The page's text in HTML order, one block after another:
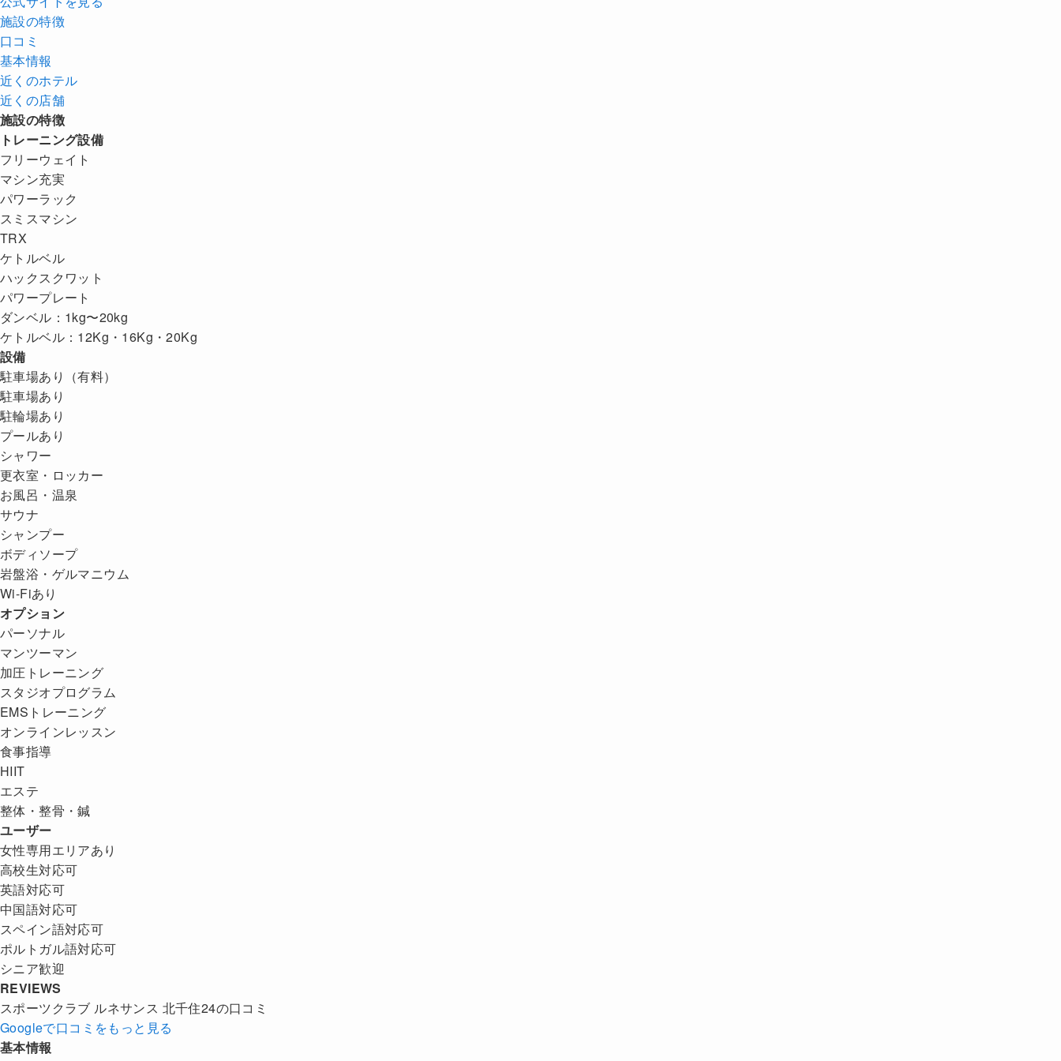
施設の特徴
口コミ
基本情報
近くのホテル
近くの店舗
施設の特徴
トレーニング設備
フリーウェイト
マシン充実
パワーラック
スミスマシン
TRX
ケトルベル
ハックスクワット
パワープレート
ダンベル：1kg〜20kg
ケトルベル：12Kg・16Kg・20Kg
設備
駐車場あり（有料）
駐車場あり
駐輪場あり
プールあり
シャワー
更衣室・ロッカー
お風呂・温泉
サウナ
シャンプー
ボディソープ
岩盤浴・ゲルマニウム
Wi-Fiあり
オプション
パーソナル
マンツーマン
加圧トレーニング
スタジオプログラム
EMSトレーニング
オンラインレッスン
食事指導
HIIT
エステ
整体・整骨・鍼
ユーザー
女性専用エリアあり
高校生対応可
英語対応可
中国語対応可
スペイン語対応可
ポルトガル語対応可
シニア歓迎
REVIEWS
スポーツクラブ ルネサンス 北千住24の口コミ
Googleで口コミをもっと見る
基本情報